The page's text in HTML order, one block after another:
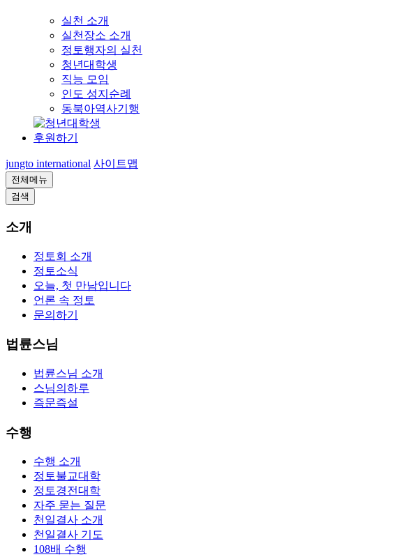
실천 소개
실천장소 소개
정토행자의 실천
청년대학생
직능 모임
인도 성지순례
동북아역사기행
후원하기
jungto international 사이트맵
전체메뉴
검색
소개
정토회 소개
정토소식
오늘, 첫 만남입니다
언론 속 정토
문의하기
법륜스님
법륜스님 소개
스님의하루
즉문즉설
수행
수행 소개
정토불교대학
정토경전대학
자주 묻는 질문
천일결사 소개
천일결사 기도
108배 수행